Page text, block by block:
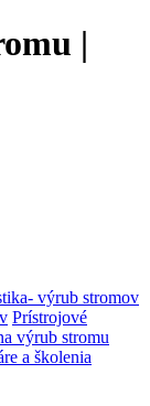
|
výrub stromov
Prístrojové
výrub stromu
a školenia